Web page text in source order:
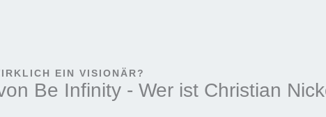
EIN VISIONÄR?
Be Infinity - Wer ist Christian